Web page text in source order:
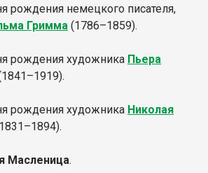
рождения немецкого писателя,
Гримма (1786–1859).
рождения художника Пьера
рождения художника Николая
Масленица.